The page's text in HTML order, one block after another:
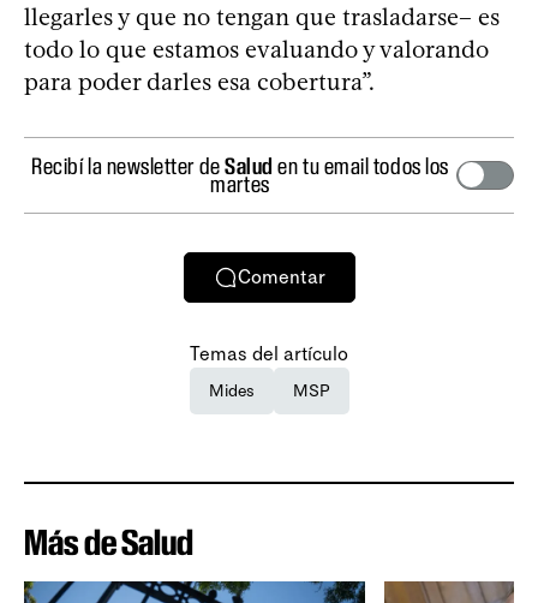
llegarles y que no tengan que trasladarse– es
todo lo que estamos evaluando y valorando
para poder darles esa cobertura”.
Recibí la newsletter deSalud en tu email todos los
martes
Comentar
Temas del artículo
Mides MSP
Más de Salud